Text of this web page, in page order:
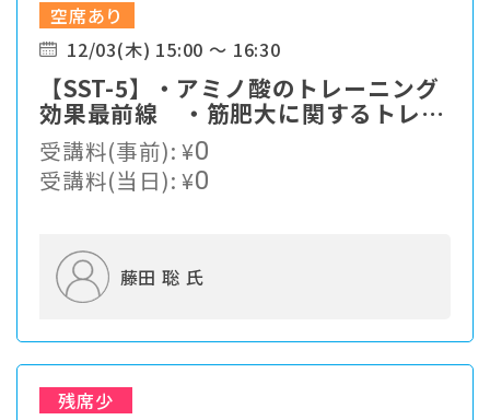
空席あり
12/03(木) 15:00 ～ 16:30
【SST-5】・アミノ酸のトレーニング
効果最前線 ・筋肥大に関するトレー
ニングの効果を本当に検証する方
法 ・今後求められるスポーツサプリ
メントと科学的根拠
受講料(事前):¥0
受講料(当日):¥0
藤田 聡 氏
残席少